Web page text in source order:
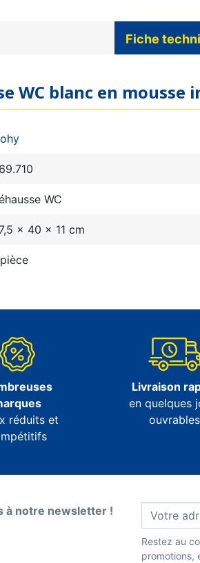
Fiche
WC blanc en mousse
WC
x 40 x 11 cm
réduits et
Livraison
en quelques
ouvrables
à notre newsletter !
Restez au
promotions,